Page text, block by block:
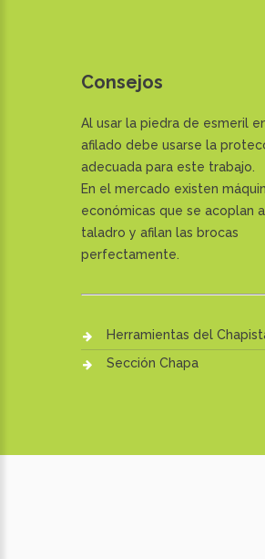
Consejos
Al usar la piedra de esmeril
afilado debe usarse la
adecuada para este trabajo.
En el mercado existen
económicas que se acoplan
taladro y afilan las brocas
perfectamente.
Herramientas del
Sección Chapa